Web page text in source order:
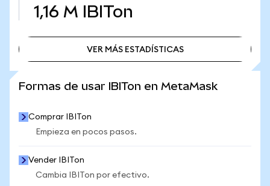
1,16 M IBITon
VER MÁS ESTADÍSTICAS
Formas de usar IBITon en MetaMask
Comprar IBITon
Empieza en pocos pasos.
Vender IBITon
Cambia IBITon por efectivo.